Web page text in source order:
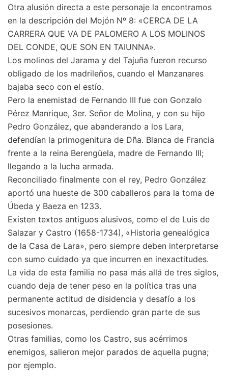
Otra alusión directa a este personaje la encontramos
en la descripción del Mojón Nº 8: «CERCA DE LA
CARRERA QUE VA DE PALOMERO A LOS MOLINOS
DEL CONDE, QUE SON EN TAIUNNA».
Los molinos del Jarama y del Tajuña fueron recurso
obligado de los madrileños, cuando el Manzanares
bajaba seco con el estío.
Pero la enemistad de Fernando III fue con Gonzalo
Pérez Manrique, 3er. Señor de Molina, y con su hijo
Pedro González, que abanderando a los Lara,
defendían la primogenitura de Dña. Blanca de Francia
frente a la reina Berengüela, madre de Fernando III;
llegando a la lucha armada.
Reconciliado finalmente con el rey, Pedro González
aportó una hueste de 300 caballeros para la toma de
Úbeda y Baeza en 1233.
Existen textos antiguos alusivos, como el de Luis de
Salazar y Castro (1658-1734), «Historia genealógica
de la Casa de Lara», pero siempre deben interpretarse
con sumo cuidado ya que incurren en inexactitudes.
La vida de esta familia no pasa más allá de tres siglos,
cuando deja de tener peso en la política tras una
permanente actitud de disidencia y desafío a los
sucesivos monarcas, perdiendo gran parte de sus
posesiones.
Otras familias, como los Castro, sus acérrimos
enemigos, salieron mejor parados de aquella pugna;
por ejemplo.